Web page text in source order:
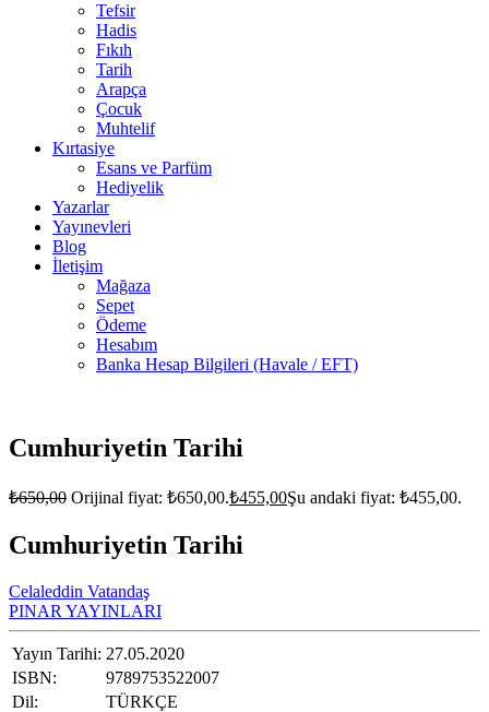
Tefsir
Hadis
Fıkıh
Tarih
Arapça
Çocuk
Muhtelif
Kırtasiye
Esans ve Parfüm
Hediyelik
Yazarlar
Yayınevleri
Blog
İletişim
Mağaza
Sepet
Ödeme
Hesabım
Banka Hesap Bilgileri (Havale / EFT)
Cumhuriyetin Tarihi
₺650,00 Orijinal fiyat: ₺650,00.₺455,00Şu andaki fiyat: ₺455,00.
Cumhuriyetin Tarihi
Celaleddin Vatandaş
PINAR YAYINLARI
Yayın Tarihi: 27.05.2020
ISBN:
9789753522007
Dil:
TÜRKÇE